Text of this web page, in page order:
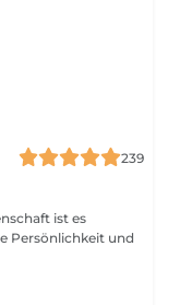
239
Persönlichkeit und